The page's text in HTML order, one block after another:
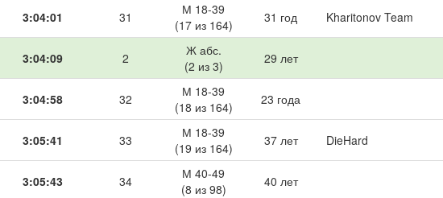
3:04:01 31
М 18-39
(17 из 164)
31 год Kharitonov Team
3:04:09 2
Ж абс.
(2 из 3)
29 лет
3:04:58 32
М 18-39
(18 из 164)
23 года
3:05:41 33
М 18-39
(19 из 164)
37 лет DieHard
3:05:43 34
М 40-49
(8 из 98)
40 лет